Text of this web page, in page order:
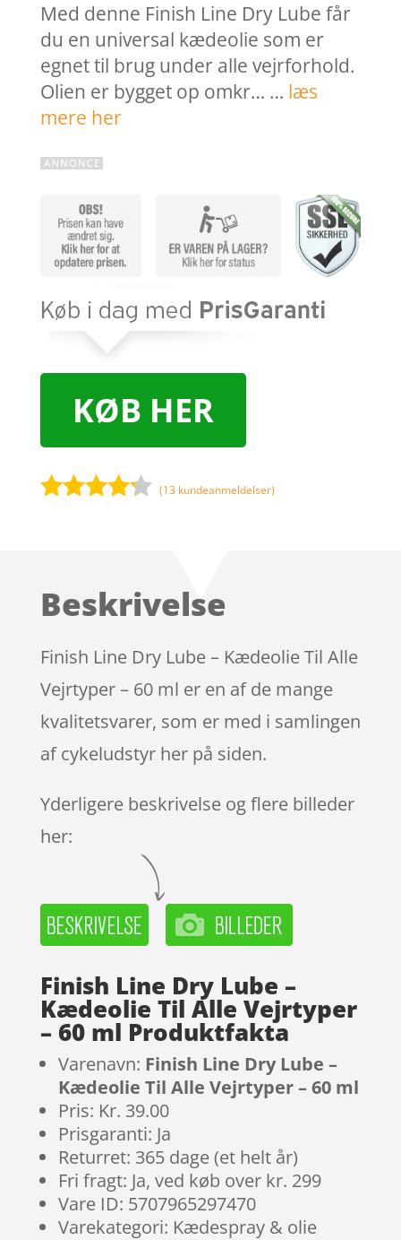
Med denne Finish Line Dry Lube får
du en universal kædeolie som er
egnet til brug under alle vejrforhold.
Olien er bygget op omkr… … læs
mere her
KØB HER
på
mmelser
(13 kundeanmeldelser)
Beskrivelse
Finish Line Dry Lube – Kædeolie Til Alle
Vejrtyper – 60 ml er en af de mange
kvalitetsvarer, som er med i samlingen
af cykeludstyr her på siden.
Yderligere beskrivelse og flere billeder
her:
Finish Line Dry Lube –
Kædeolie Til Alle Vejrtyper
– 60 ml Produktfakta
Varenavn: Finish Line Dry Lube –
Kædeolie Til Alle Vejrtyper – 60 ml
Pris: Kr. 39.00
Prisgaranti: Ja
Returret: 365 dage (et helt år)
Fri fragt: Ja, ved køb over kr. 299
Vare ID: 5707965297470
Varekategori: Kædespray & olie